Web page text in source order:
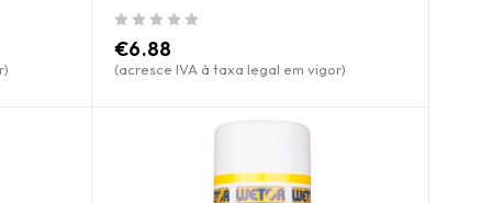
€6.88
(acresce IVA à taxa legal em vigor)